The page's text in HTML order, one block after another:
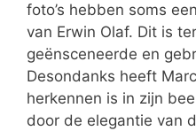
foto’s hebben soms
van Erwin Olaf. Dit is
geënsceneerde en
Desondanks heeft
herkennen is in zijn
door de elegantie van